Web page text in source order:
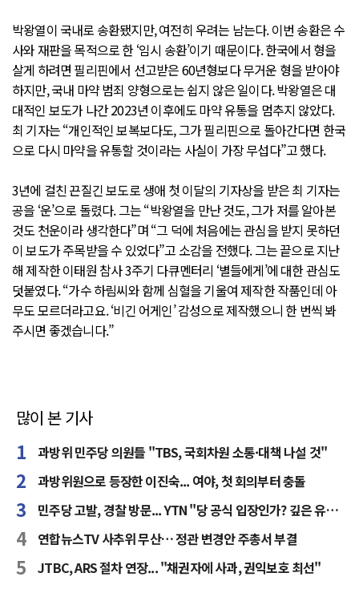
박왕열이 국내로 송환됐지만, 여전히 우려는 남는다. 이번 송환은 수
사와 재판을 목적으로 한 ‘임시 송환’이기 때문이다. 한국에서 형을
살게 하려면 필리핀에서 선고받은 60년형보다 무거운 형을 받아야
하지만, 국내 마약 범죄 양형으로는 쉽지 않은 일이다. 박왕열은 대
대적인 보도가 나간 2023년 이후에도 마약 유통을 멈추지 않았다.
최 기자는 “개인적인 보복보다도, 그가 필리핀으로 돌아간다면 한국
으로 다시 마약을 유통할 것이라는 사실이 가장 무섭다”고 했다.
3년에 걸친 끈질긴 보도로 생애 첫 이달의 기자상을 받은 최 기자는
공을 ‘운’으로 돌렸다. 그는 “박왕열을 만난 것도, 그가 저를 알아본
것도 천운이라 생각한다”며 “그 덕에 처음에는 관심을 받지 못하던
이 보도가 주목받을 수 있었다”고 소감을 전했다. 그는 끝으로 지난
해 제작한 이태원 참사 3주기 다큐멘터리 ‘별들에게’에 대한 관심도
덧붙였다. “가수 하림씨와 함께 심혈을 기울여 제작한 작품인데 아
무도 모르더라고요. ‘비긴 어게인’ 감성으로 제작했으니 한 번씩 봐
주시면 좋겠습니다.”
많이 본 기사
과방위 민주당 의원들 "TBS, 국회차원 소통·대책 나설 것"
과방위원으로 등장한 이진숙... 여야, 첫 회의부터 충돌
민주당 고발, 경찰 방문... YTN "당 공식 입장인가? 깊은 유감"
연합뉴스TV 사추위 무산… 정관 변경안 주총서 부결
JTBC, ARS 절차 연장... "채권자에 사과, 권익보호 최선"